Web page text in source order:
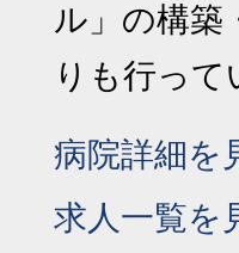
ル」の構築
りも行って
病院詳細を
求人一覧を